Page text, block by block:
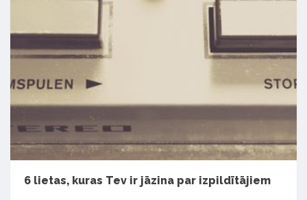
6 lietas, kuras Tev ir jāzina par izpildītājiem